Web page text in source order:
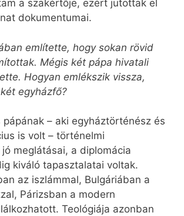
a szakértője, ezért jutottak el
dokumentumai.
említette, hogy sokan rövid
Mégis két pápa hivatali
Hogyan emlékszik vissza,
egyházfő?
pápának – aki egyháztörténész és
is volt – történelmi
meglátásai, a diplomácia
kiváló tapasztalatai voltak.
az iszlámmal, Bulgáriában a
Párizsban a modern
Teológiája azonban